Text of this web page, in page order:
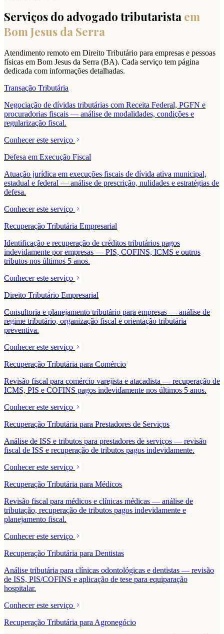
Serviços do advogado tributarista em
Bom Jesus da Serra
Atendimento remoto em Direito Tributário para empresas e pessoas
físicas em Bom Jesus da Serra (BA). Cada serviço tem página
dedicada com informações detalhadas.
Transação Tributária
Negociação de dívidas tributárias com Receita Federal, PGFN e
procuradorias fiscais — análise de modalidades, condições e
regularização fiscal.
Conhecer este serviço
Defesa em Execução Fiscal
Atuação jurídica em execuções fiscais de dívida ativa municipal,
estadual e federal — análise de prescrição, nulidades e estratégias de
defesa.
Conhecer este serviço
Recuperação Tributária Empresarial
Identificação e recuperação de créditos tributários pagos
indevidamente por empresas — PIS, COFINS, ICMS e outros
tributos nos últimos 5 anos.
Conhecer este serviço
Direito Tributário Empresarial
Consultoria e planejamento tributário para empresas — análise de
regime tributário, organização fiscal e orientação tributária
preventiva.
Conhecer este serviço
Recuperação Tributária para Comércio
Revisão fiscal para comércio varejista e atacadista — recuperação de
ICMS, PIS e COFINS pagos indevidamente nos últimos 5 anos.
Conhecer este serviço
Recuperação Tributária para Prestadores de Serviços
Análise de ISS e tributos para prestadores de serviços — revisão
fiscal de ISS e recuperação de tributos pagos indevidamente.
Conhecer este serviço
Recuperação Tributária para Médicos
Revisão fiscal para médicos e clínicas médicas — análise de
tributação, recuperação de tributos pagos indevidamente e
planejamento fiscal.
Conhecer este serviço
Recuperação Tributária para Dentistas
Análise tributária para clínicas odontológicas e dentistas — revisão
de ISS, PIS/COFINS e aplicação de tese para equiparação
hospitalar.
Conhecer este serviço
Recuperação Tributária para Agronegócio